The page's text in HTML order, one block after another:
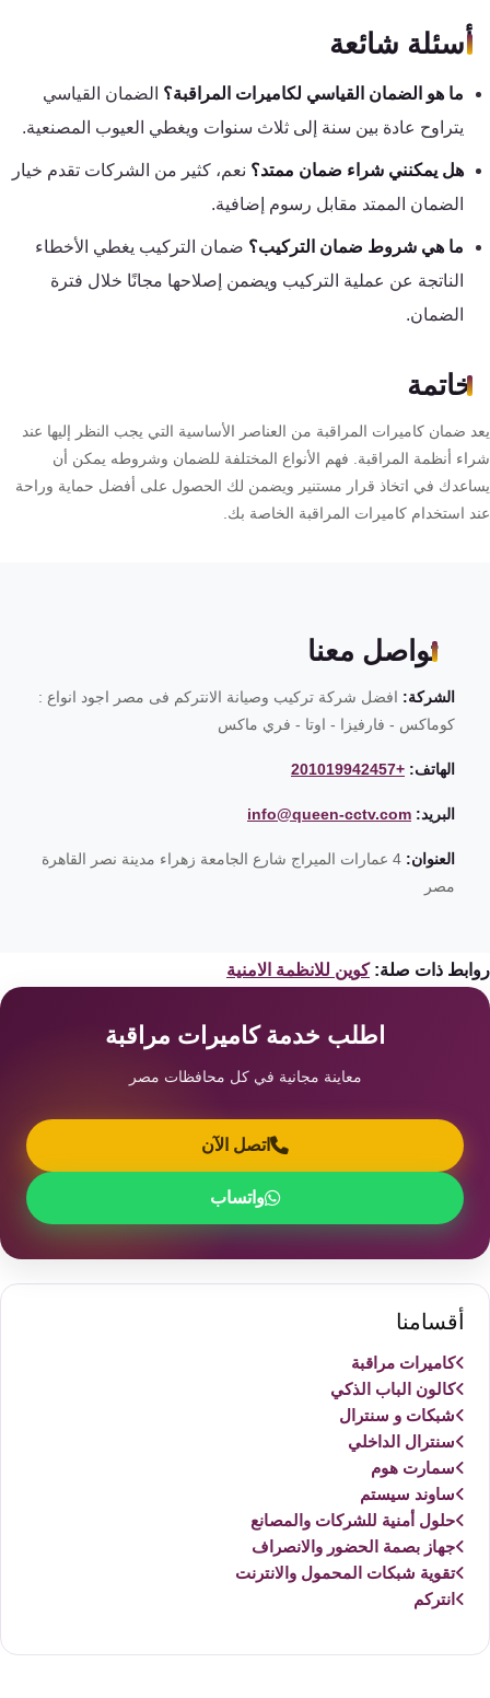
أسئلة شائعة
ما هو الضمان القياسي لكاميرات المراقبة؟الضمان القياسي
يتراوح عادة بين سنة إلى ثلاث سنوات ويغطي العيوب المصنعية.
هل يمكنني شراء ضمان ممتد؟نعم، كثير من الشركات تقدم خيار
الضمان الممتد مقابل رسوم إضافية.
ما هي شروط ضمان التركيب؟ضمان التركيب يغطي الأخطاء
الناتجة عن عملية التركيب ويضمن إصلاحها مجانًا خلال فترة
الضمان.
خاتمة
ضمان كاميرات المراقبة من العناصر الأساسية التي يجب النظر إليها عند
أنظمة المراقبة. فهم الأنواع المختلفة للضمان وشروطه يمكن أن
في اتخاذ قرار مستنير ويضمن لك الحصول على أفضل حماية وراحة
استخدام كاميرات المراقبة الخاصة بك.
تواصل معنا
الشركة:افضل شركة تركيب وصيانة الانتركم فى مصر اجود انواع :
كوماكس - فارفيزا - اوتا - فري ماكس
الهاتف: +201019942457
البريد: info@queen-cctv.com
العنوان:
4 عمارات الميراج شارع الجامعة زهراء مدينة نصر القاهرة
مصر
ذات صلة: كوين للانظمة الامنية
اطلب خدمة كاميرات مراقبة
معاينة مجانية في كل محافظات مصر
اتصل الآن
واتساب
أقسامنا
كاميرات مراقبة
كالون الباب الذكي
شبكات و سنترال
سنترال الداخلي
سمارت هوم
ساوند سيستم
حلول أمنية للشركات والمصانع
جهاز بصمة الحضور والانصراف
تقوية شبكات المحمول والانترنت
انتركم